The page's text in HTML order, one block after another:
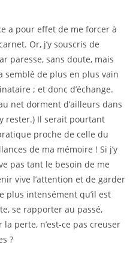
a pour effet de me forcer à
Or, j’y souscris de
paresse, sans doute, mais
semblé de plus en plus vain
; et donc d’échange.
net dorment d’ailleurs dans
rester.) Il serait pourtant
proche de celle du
de ma mémoire ! Si j’y
pas tant le besoin de me
vive l’attention et de garder
plus intensément qu’il est
se rapporter au passé,
perte, n’est-ce pas creuser
?